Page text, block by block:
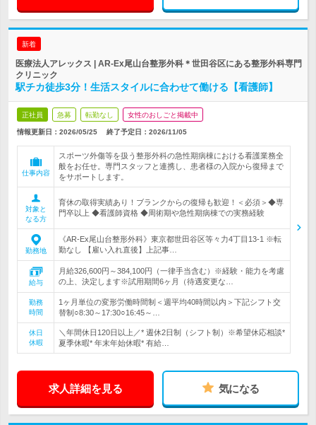
新着
医療法人アレックス | AR-Ex尾山台整形外科＊世田谷区にある整形外科専門
クリニック
駅チカ徒歩3分！生活スタイルに合わせて働ける【看護師】
正社員 急募 転勤なし 女性のおしごと掲載中
情報更新日：2026/05/25 終了予定日： 2026/11/05
仕事内容
スポーツ外傷等を扱う整形外科の急性期病棟における看護業務全
般をお任せ。専門スタッフと連携し、患者様の入院から復帰まで
をサポートします。
対象と
なる方
育休の取得実績あり！ブランクからの復帰も歓迎！＜必須＞◆専
門卒以上 ◆看護師資格 ◆周術期や急性期病棟での実務経験
勤務地
《AR-Ex尾山台整形外科》東京都世田谷区等々力4丁目13-1 ※転
勤なし 【雇い入れ直後】上記事…
給与
月給326,600円～384,100円（一律手当含む）※経験・能力を考慮
の上、決定します※試用期間6ヶ月（待遇変更な…
勤務
時間
1ヶ月単位の変形労働時間制＜週平均40時間以内＞下記シフト交
替制○8:30～17:30○16:45～…
休日
休暇
＼年間休日120日以上／* 週休2日制（シフト制）※希望休応相談*
夏季休暇* 年末年始休暇* 有給…
求人詳細を見る 気になる